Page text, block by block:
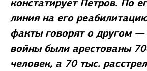
линия на его
факты говорят о другом —
войны были арестованы
человек, а 70 тыс.